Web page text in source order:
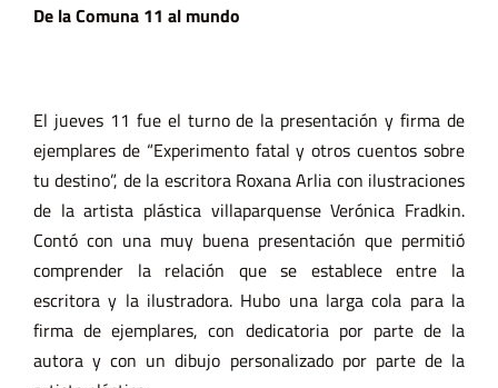
De la Comuna 11 al mundo
El jueves 11 fue el turno de la presentación y firma de
ejemplares de “Experimento fatal y otros cuentos sobre
tu destino”, de la escritora Roxana Arlia con ilustraciones
de la artista plástica villaparquense Verónica Fradkin.
Contó con una muy buena presentación que permitió
comprender la relación que se establece entre la
escritora y la ilustradora. Hubo una larga cola para la
firma de ejemplares, con dedicatoria por parte de la
autora y con un dibujo personalizado por parte de la